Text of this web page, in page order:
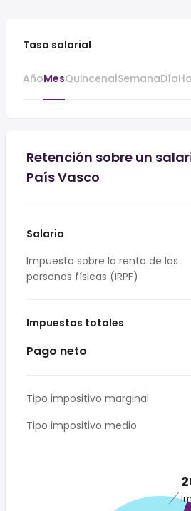
Tasa salarial
AñoMesQuincenalSemanaDía
Retención sobre un
País Vasco
Salario
Impuesto sobre la renta de las
personas físicas (IRPF)
Impuestos totales
Pago neto
Tipo impositivo marginal
Tipo impositivo medio